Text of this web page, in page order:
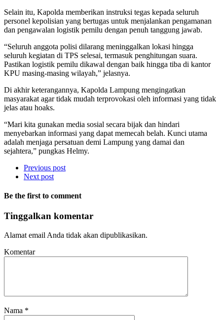
Selain itu, Kapolda memberikan instruksi tegas kepada seluruh
personel kepolisian yang bertugas untuk menjalankan pengamanan
dan pengawalan logistik pemilu dengan penuh tanggung jawab.
“Seluruh anggota polisi dilarang meninggalkan lokasi hingga
seluruh kegiatan di TPS selesai, termasuk penghitungan suara.
Pastikan logistik pemilu dikawal dengan baik hingga tiba di kantor
KPU masing-masing wilayah,” jelasnya.
Di akhir keterangannya, Kapolda Lampung mengingatkan
masyarakat agar tidak mudah terprovokasi oleh informasi yang tidak
jelas atau hoaks.
“Mari kita gunakan media sosial secara bijak dan hindari
menyebarkan informasi yang dapat memecah belah. Kunci utama
adalah menjaga persatuan demi Lampung yang damai dan
sejahtera,” pungkas Helmy.
Previous post
Next post
Be the first to comment
Tinggalkan komentar
Alamat email Anda tidak akan dipublikasikan.
Komentar
Nama *